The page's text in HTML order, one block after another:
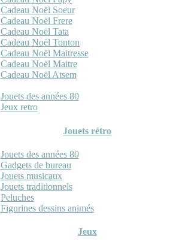
Cadeau Noël Soeur
Cadeau Noël Frere
Cadeau Noël Tata
Cadeau Noël Tonton
Cadeau Noël Maitresse
Cadeau Noël Maitre
Cadeau Noël Atsem
Jouets des années 80
Jeux retro
Jouets rétro
Jouets des années 80
Gadgets de bureau
Jouets musicaux
Jouets traditionnels
Peluches
Figurines dessins animés
Jeux